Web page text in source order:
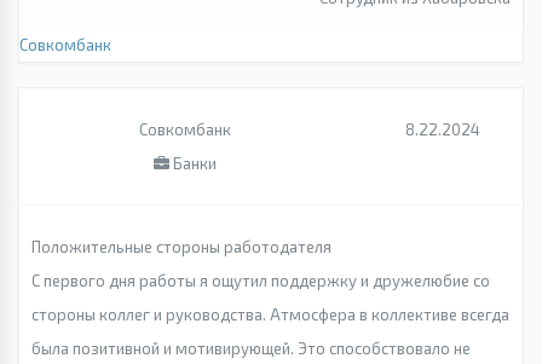
Совкомбанк
Совкомбанк
Банки
8.22.2024
Положительные стороны работодателя
С первого дня работы я ощутил поддержку и дружелюбие со
стороны коллег и руководства. Атмосфера в коллективе всегда
была позитивной и мотивирующей. Это способствовало не